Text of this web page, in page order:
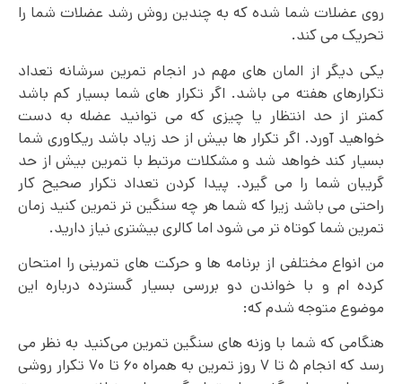
روی عضلات شما شده که به چندین روش رشد عضلات شما را
تحریک می کند.
یکی دیگر از المان های مهم در انجام تمرین سرشانه تعداد
تکرارهای هفته می باشد. اگر تکرار های شما بسیار کم باشد
کمتر از حد انتظار یا چیزی که می توانید عضله به دست
خواهید آورد. اگر تکرار ها بیش از حد زیاد باشد ریکاوری شما
بسیار کند خواهد شد و مشکلات مرتبط با تمرین بیش از حد
گریبان شما را می گیرد. پیدا کردن تعداد تکرار صحیح کار
راحتی می باشد زیرا که شما هر چه سنگین تر تمرین کنید زمان
تمرین شما کوتاه‌ تر می‌ شود اما کالری بیشتری نیاز دارید.
من انواع مختلفی از برنامه ها و حرکت های تمرینی را امتحان
کرده ام و با خواندن دو بررسی بسیار گسترده درباره این
موضوع متوجه شدم که:
هنگامی که شما با وزنه های سنگین تمرین می‌کنید به نظر می
رسد که انجام ۵ تا ۷ روز تمرین به همراه ۶۰ تا ۷۰ تکرار روشی